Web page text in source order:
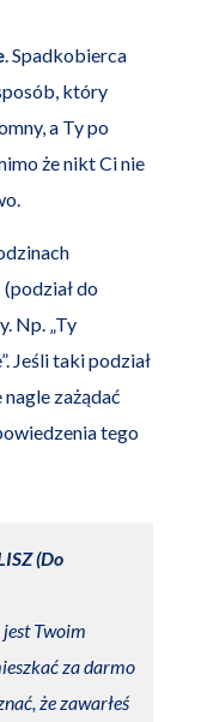
. Spadkobierca
który
a Ty po
że nikt Ci nie
(podział do
Np. „Ty
Jeśli taki podział
zażądać
tego
(Do
Twoim
za darmo
że zawarłeś